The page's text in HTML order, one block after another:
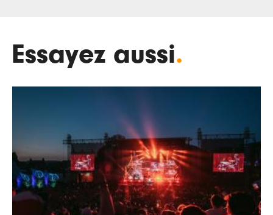
Essayez aussi.